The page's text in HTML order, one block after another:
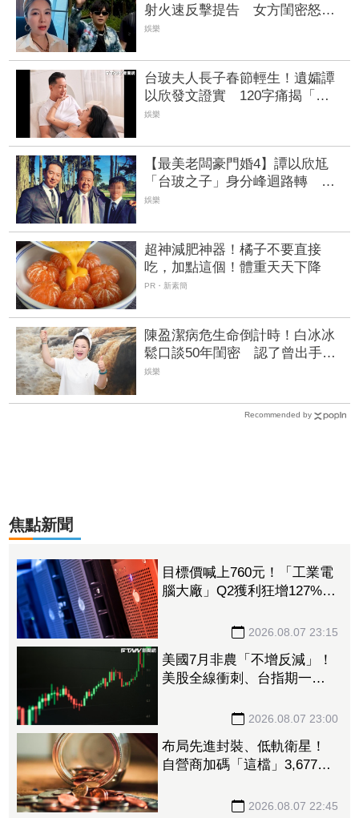
射火速反擊提告 女方閨密怒揭
真相
娛樂
台玻夫人長子春節輕生！遺孀譚
以欣發文證實 120字痛揭「不
實內容是二次傷害」
娛樂
【最美老闆豪門婚4】譚以欣尪
「台玻之子」身分峰迴路轉 企
業界都市傳說一次看 | FTNN 新
娛樂
超神減肥神器！橘子不要直接
吃，加點這個！體重天天下降
PR・新素簡
陳盈潔病危生命倒計時！白冰冰
鬆口談50年閨密 認了曾出手金
援
娛樂
Recommended by
焦點新聞
目標價喊上760元！「工業電
腦大廠」Q2獲利狂增127%
2026.08.07 23:15
美國7月非農「不增反減」！
美股全線衝刺、台指期一度
2026.08.07 23:00
布局先進封裝、低軌衛星！
自營商加碼「這檔」3,677萬
2026.08.07 22:45